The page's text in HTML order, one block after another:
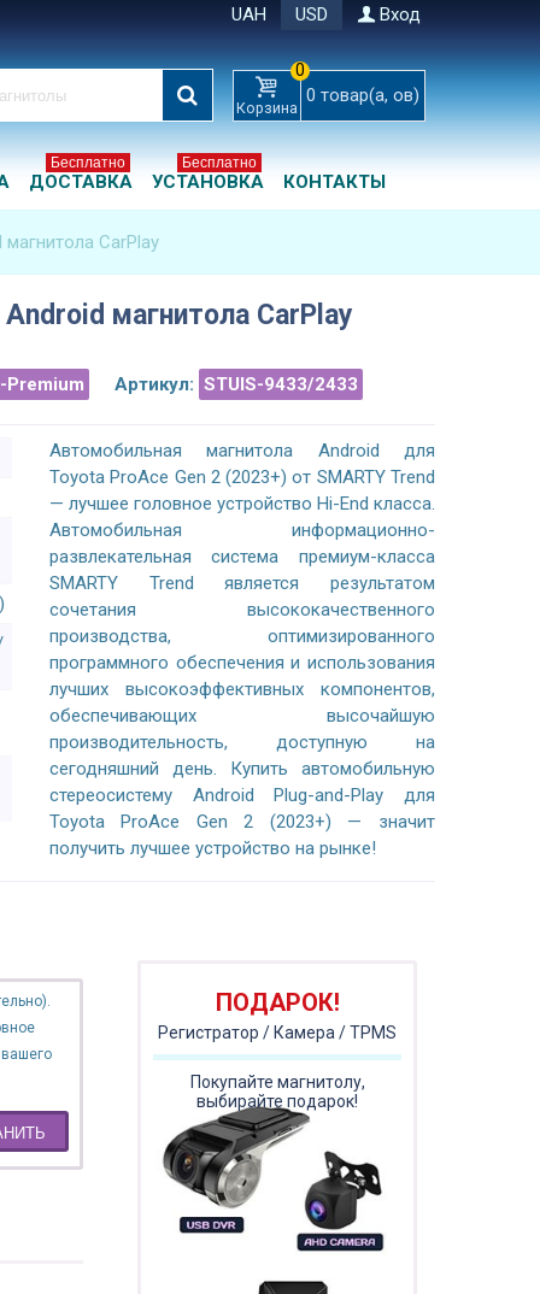
UAH USD Вход
Корзина
0
0 товар(а, ов)
ДОСТАВКА
Бесплатно
УСТАНОВКА
Бесплатно
КОНТАКТЫ
CarPlay
магнитола CarPlay
Premium Артикул: STUIS-9433/2433
Автомобильная магнитола Android для
Toyota ProAce Gen 2 (2023+) от SMARTY Trend
— лучшее головное устройство Hi-End класса.
Автомобильная информационно-
развлекательная система премиум-класса
SMARTY Trend является результатом
сочетания высококачественного
производства, оптимизированного
программного обеспечения и использования
лучших высокоэффективных компонентов,
обеспечивающих высочайшую
производительность, доступную на
сегодняшний день. Купить автомобильную
стереосистему Android Plug-and-Play для
Toyota ProAce Gen 2 (2023+) — значит
получить лучшее устройство на рынке!
ПОДАРОК!
Регистратор / Камера / TPMS
Покупайте магнитолу,
выбирайте подарок!